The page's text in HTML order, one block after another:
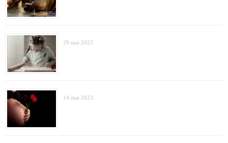
20 mai 2023
14 mai 2023